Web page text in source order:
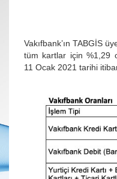
Vakıfbank’ın TABGİS
tüm kartlar için %1,29
11 Ocak 2021 tarihi